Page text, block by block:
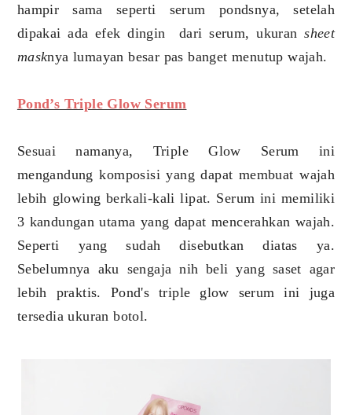
hampir sama seperti serum pondsnya, setelah
dipakai ada efek dingin dari serum, ukuransheet
masknya lumayan besar pas banget menutup wajah.
Pond’s Triple Glow Serum
Sesuai namanya, Triple Glow Serum ini
mengandung komposisi yang dapat membuat wajah
lebih glowing berkali-kali lipat. Serum ini memiliki
3 kandungan utama yang dapat mencerahkan wajah.
Seperti yang sudah disebutkan diatas ya.
Sebelumnya aku sengaja nih beli yang saset agar
lebih praktis. Pond's triple glow serum ini juga
tersedia ukuran botol.